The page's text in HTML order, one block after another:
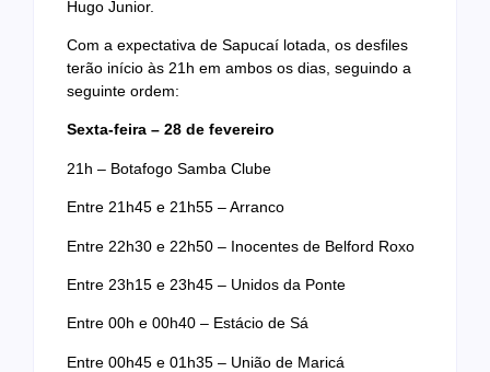
Hugo Junior.
Com a expectativa de Sapucaí lotada, os desfiles
terão início às 21h em ambos os dias, seguindo a
seguinte ordem:
Sexta-feira – 28 de fevereiro
21h – Botafogo Samba Clube
Entre 21h45 e 21h55 – Arranco
Entre 22h30 e 22h50 – Inocentes de Belford Roxo
Entre 23h15 e 23h45 – Unidos da Ponte
Entre 00h e 00h40 – Estácio de Sá
Entre 00h45 e 01h35 – União de Maricá